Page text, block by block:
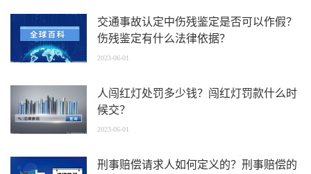
交通事故认定中伤残鉴定是否可以作假？
伤残鉴定有什么法律依据？
2023-06-01
人闯红灯处罚多少钱？闯红灯罚款什么时
候交？
2023-06-01
刑事赔偿请求人如何定义的？刑事赔偿的